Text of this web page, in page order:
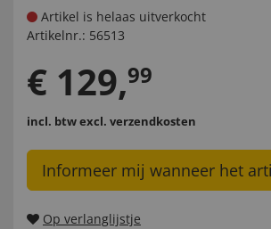
Artikel is helaas uitverkocht
Artikelnr.: 56513
€ 129,99
incl. btwexcl. verzendkosten
Informeer mij wanneer het
Op verlanglijstje